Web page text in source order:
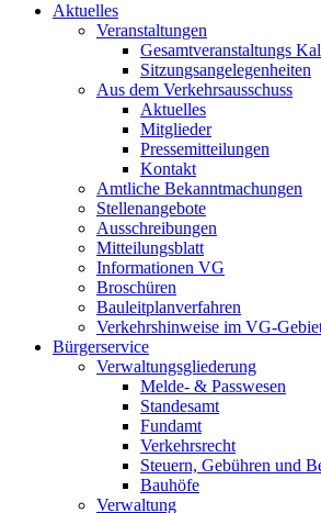
Aktuelles
Veranstaltungen
Gesamtveranstaltungs
Sitzungsangelegenheiten
Aus dem Verkehrsausschuss
Aktuelles
Mitglieder
Pressemitteilungen
Kontakt
Amtliche Bekanntmachungen
Stellenangebote
Ausschreibungen
Mitteilungsblatt
Informationen VG
Broschüren
Bauleitplanverfahren
Verkehrshinweise im VG-
Bürgerservice
Verwaltungsgliederung
Melde- & Passwesen
Standesamt
Fundamt
Verkehrsrecht
Steuern, Gebühren und
Bauhöfe
Verwaltung